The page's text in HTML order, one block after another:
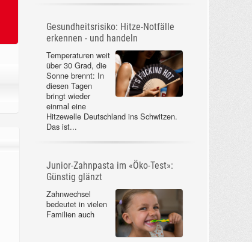
Gesundheitsrisiko: Hitze-Notfälle
erkennen - und handeln
Temperaturen weit
über 30 Grad, die
Sonne brennt: In
diesen Tagen
bringt wieder
einmal eine
Hitzewelle Deutschland ins Schwitzen.
Das ist...
Junior-Zahnpasta im «Öko-Test»:
Günstig glänzt
Zahnwechsel
bedeutet in vielen
Familien auch